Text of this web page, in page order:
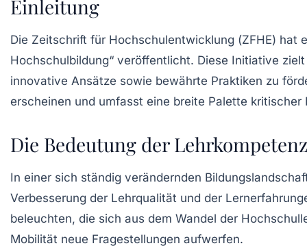
Einleitung
Die Zeitschrift für Hochschulentwicklung (ZFHE) hat
Hochschulbildung“ veröffentlicht. Diese Initiative
innovative Ansätze sowie bewährte Praktiken zu
erscheinen und umfasst eine breite Palette
Die Bedeutung der
In einer sich ständig verändernden
Verbesserung der Lehrqualität und der
beleuchten, die sich aus dem Wandel der
Mobilität neue Fragestellungen aufwerfen.